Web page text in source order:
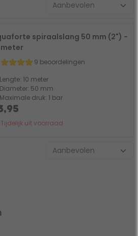
spiraalslang 50 mm (2") -
meter
9 beoordelingen
Lengte: 10 meter
Diameter: 50 mm
Maximale druk: 1 bar
Tijdelijk uit voorraad